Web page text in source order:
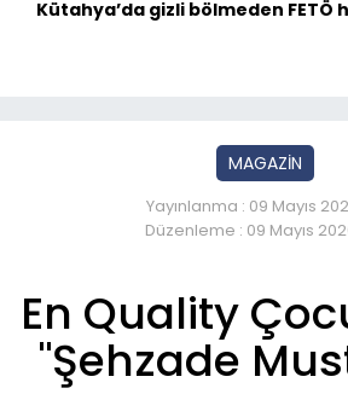
Kütahya’da gizli bölmeden FETÖ
MAGAZİN
Yayınlanma : 09 Mayıs
Düzenleme : 09 Mayıs
En Quality
"Şehzade